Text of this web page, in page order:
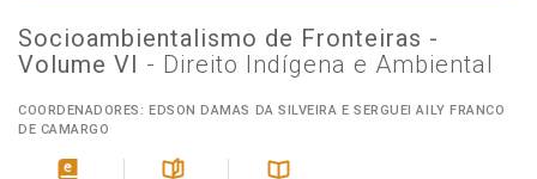
Socioambientalismo de Fronteiras -
Volume VI - Direito Indígena e Ambiental
COORDENADORES: EDSON DAMAS DA SILVEIRA E SERGUEI AILY FRANCO
DE CAMARGO